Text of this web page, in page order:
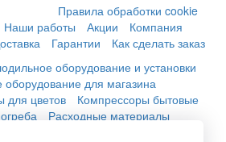
Правила обработки cookie
Наши работы Акции
Компания
Гарантии
Как сделать заказ
оборудование и установки
оборудование для магазина
для цветов
Компрессоры бытовые
Расходные материалы